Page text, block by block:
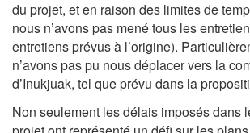
du projet, et en raison des limites de
nous n’avons pas mené tous les
entretiens prévus à l’origine).
n’avons pas pu nous déplacer vers la
d’Inukjuak, tel que prévu dans la
Non seulement les délais imposés dans